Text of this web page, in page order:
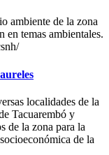
ambiente de la zona
temas ambientales.
localidades de la
Tacuarembó y
de la zona para la
de la